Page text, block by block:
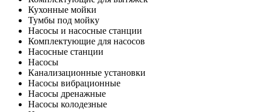
Кухонные мойки
Тумбы под мойку
Насосы и насосные станции
Комплектующие для насосов
Насосные станции
Насосы
Канализационные установки
Насосы вибрационные
Насосы дренажные
Насосы колодезные